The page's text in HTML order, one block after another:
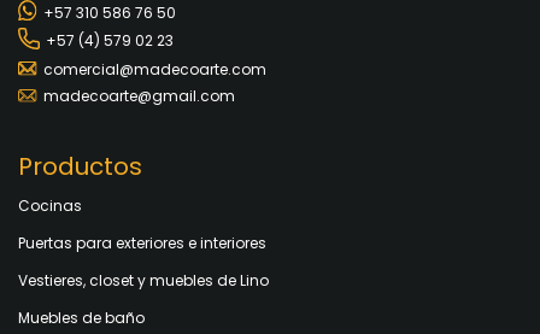
+57 310 586 76 50
+57 (4) 579 02 23
comercial@madecoarte.com
madecoarte@gmail.com
Productos
Cocinas
Puertas para exteriores e interiores
Vestieres, closet y muebles de Lino
Muebles de baño